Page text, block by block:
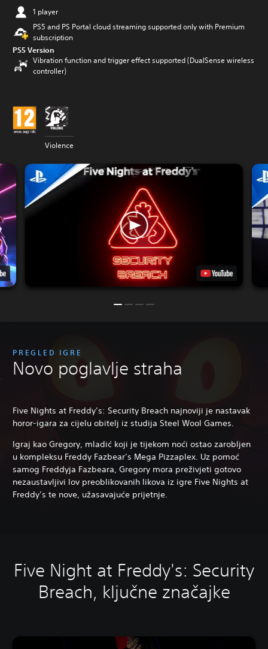
1 player
PS5 and PS Portal cloud streaming supported only with Premium
subscription
PS5 Version
Vibration function and trigger effect supported (DualSense wireless
controller)
Violence
PREGLED IGRE
Novo poglavlje straha
Five Nights at Freddy’s: Security Breach najnoviji je nastavak
horor-igara za cijelu obitelj iz studija Steel Wool Games.
Igraj kao Gregory, mladić koji je tijekom noći ostao zarobljen
u kompleksu Freddy Fazbear’s Mega Pizzaplex. Uz pomoć
samog Freddyja Fazbeara, Gregory mora preživjeti gotovo
nezaustavljivi lov preoblikovanih likova iz igre Five Nights at
Freddy’s te nove, užasavajuće prijetnje.
Five Night at Freddy's: Security
Breach, ključne značajke